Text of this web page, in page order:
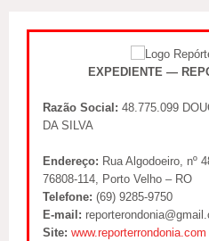
EXPEDIENTE —
Razão Social: 48.775.099
DA SILVA
Endereço: Rua Algodoeiro, nº
76808-114, Porto Velho – RO
Telefone: (69) 9285-9750
E-mail:
Site: www.reporterrondonia.com